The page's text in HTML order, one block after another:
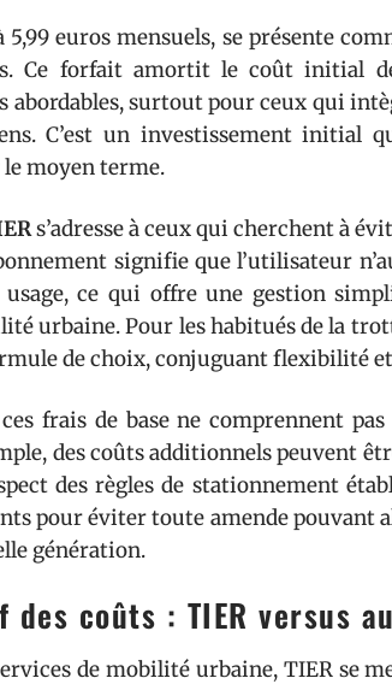
5,99 euros mensuels, se présente
Ce forfait amortit le coût initial
abordables, surtout pour ceux qui
C’est un investissement initial
moyen terme.
s’adresse à ceux qui cherchent à
signifie que l’utilisateur
usage, ce qui offre une gestion
urbaine. Pour les habitués de la
de choix, conjuguant flexibilité
frais de base ne comprennent pas
des coûts additionnels peuvent
des règles de stationnement
pour éviter toute amende pouvant
génération.
des coûts : TIER versus
de mobilité urbaine, TIER se